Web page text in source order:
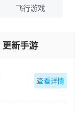
飞行游戏
更新手游
查看详情